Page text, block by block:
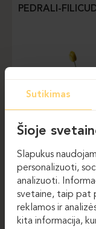
PEDRALI-
Pastatomos lempos
Sutikimas
Šioje
Slapukus
personalizuoti,
analizuoti.
svetaine, taip pat
reklamos ir
kita informacija,